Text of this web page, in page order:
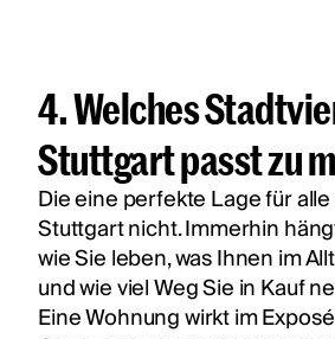
4. Welches
Stuttgart passt zu
Die eine perfekte Lage für
Stuttgart nicht. Immerhin
wie Sie leben, was Ihnen im
und wie viel Weg Sie in Kauf
Eine Wohnung wirkt im